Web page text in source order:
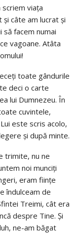
viaţa
câte am lucrat şi
facem numai
vagoane. Atâta
toate gândurile
deci o carte
lui Dumnezeu. În
cuvintele,
este scris acolo,
şi după minte.
trimite, nu ne
noi munciţi
eram fiinţe
îndulceam de
Treimi, cât era
despre Tine. Şi
ne-am băgat